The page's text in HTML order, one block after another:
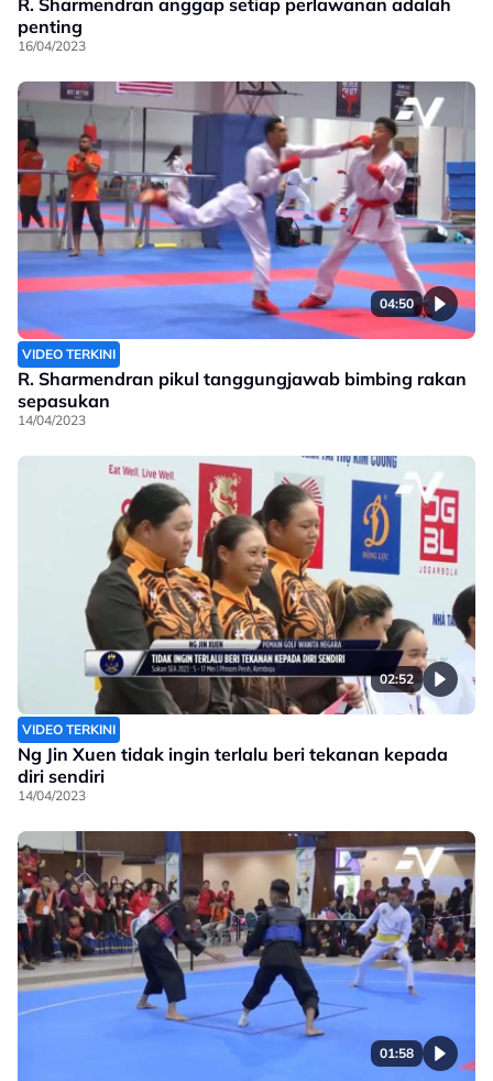
penting
16/04/2023
04:50
VIDEO TERKINI
R. Sharmendran pikul tanggungjawab bimbing rakan
sepasukan
14/04/2023
02:52
VIDEO TERKINI
Ng Jin Xuen tidak ingin terlalu beri tekanan kepada
diri sendiri
14/04/2023
01:58